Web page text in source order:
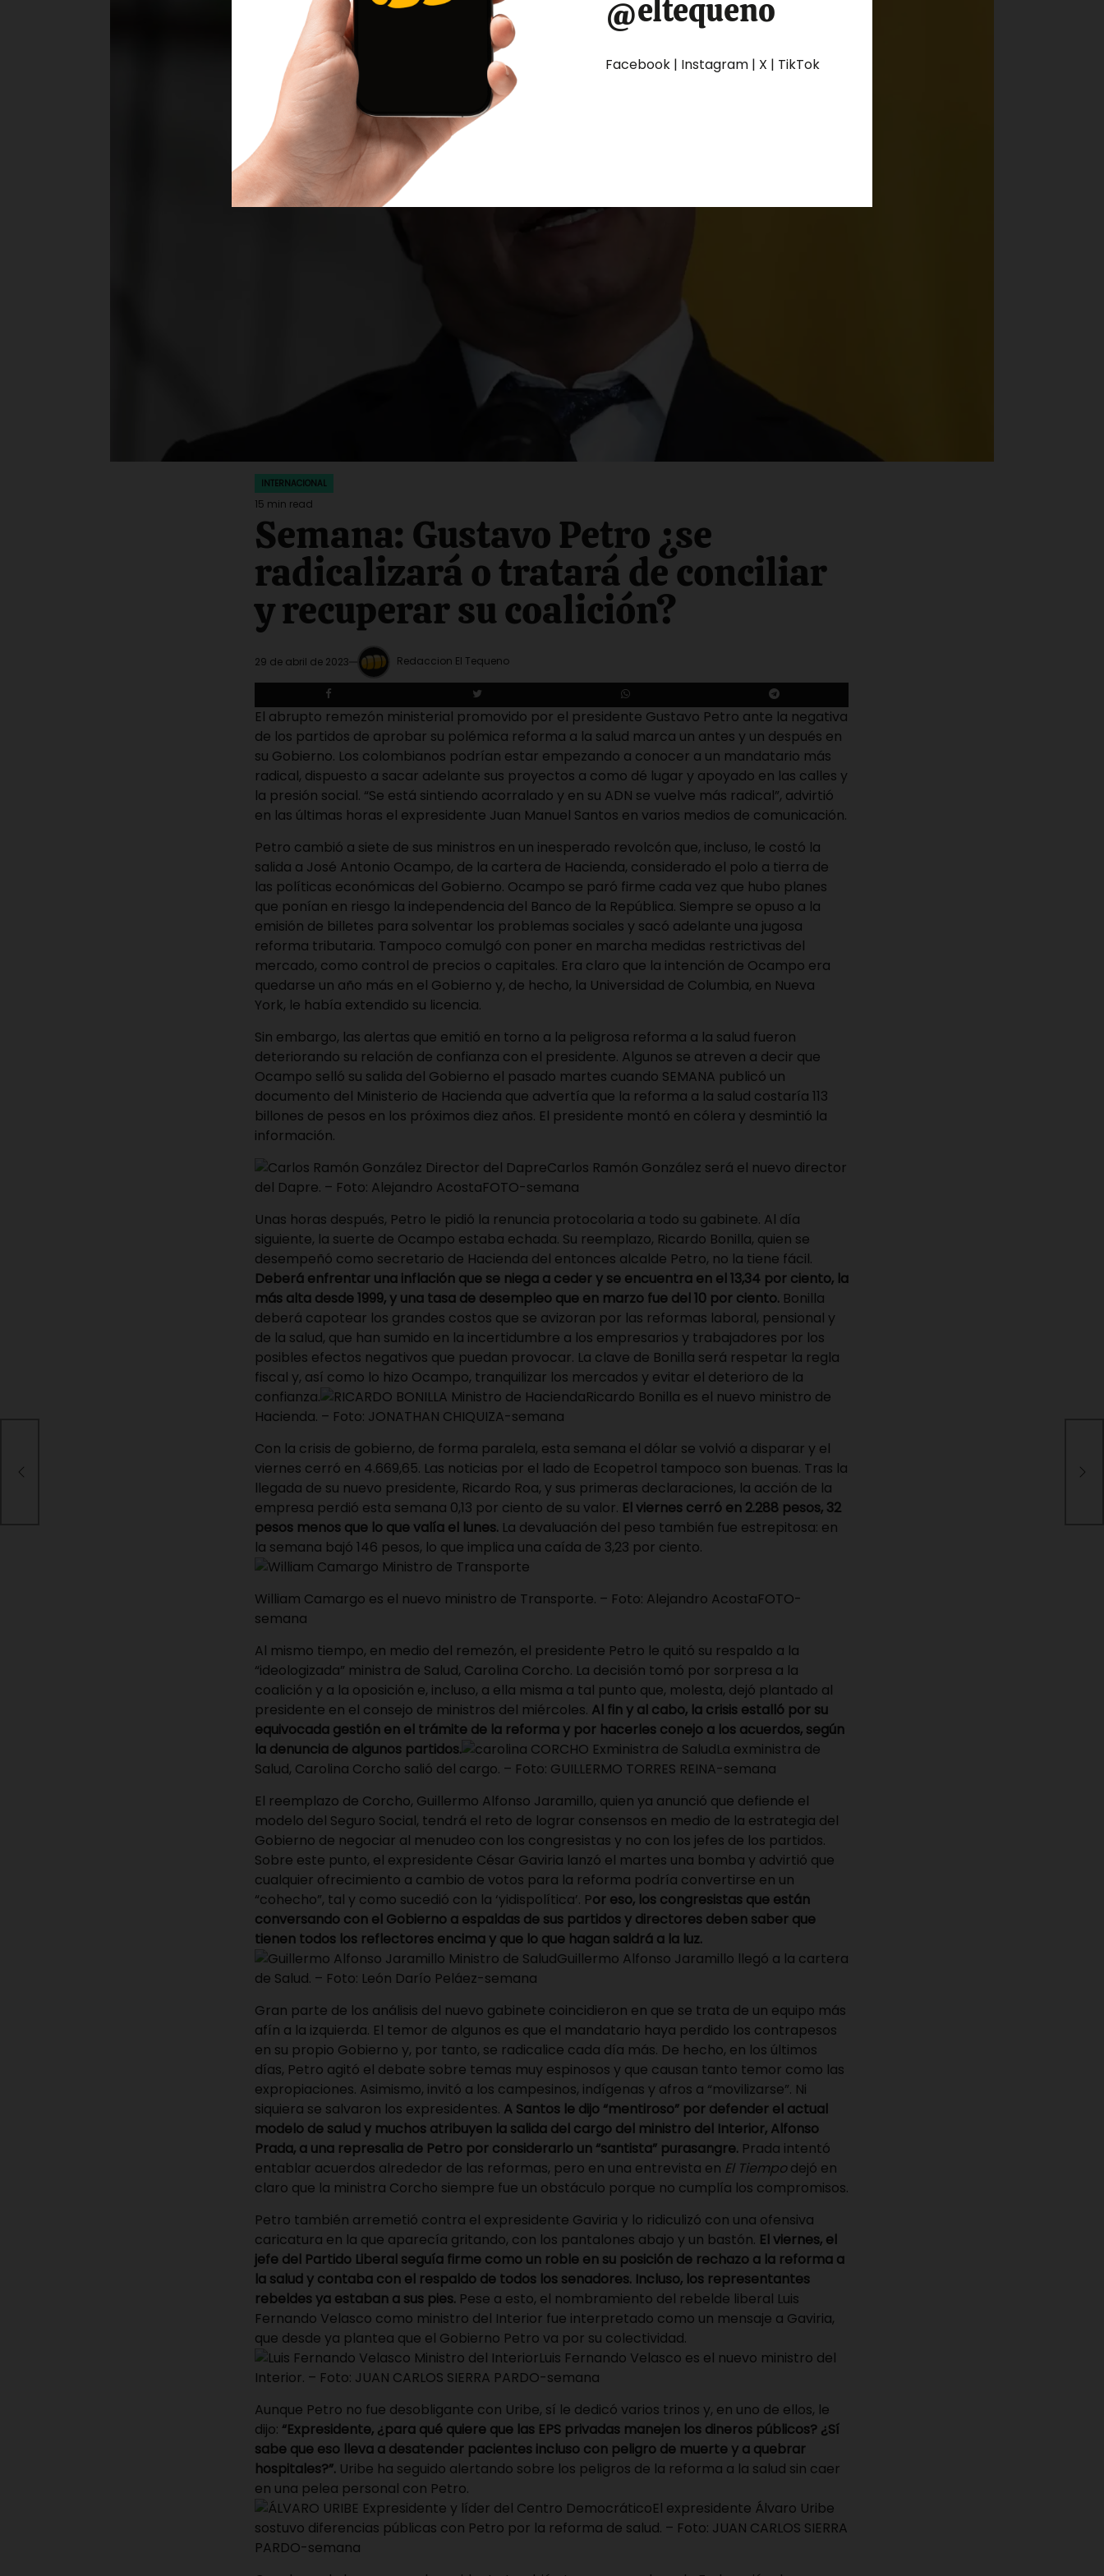
POSTED
IN
INTERNACIONAL
Estimated
read
time
15 min read
Semana: Gustavo Petro ¿se
radicalizará o tratará de conciliar
y recuperar su coalición?
29 de abril de 2023 Redaccion El Tequeno
El abrupto remezón ministerial promovido por el presidente Gustavo Petro ante la negativa
de los partidos de aprobar su polémica reforma a la salud marca un antes y un después en
su Gobierno. Los colombianos podrían estar empezando a conocer a un mandatario más
radical, dispuesto a sacar adelante sus proyectos a como dé lugar y apoyado en las calles y
la presión social. “Se está sintiendo acorralado y en su ADN se vuelve más radical”, advirtió
en las últimas horas el expresidente Juan Manuel Santos en varios medios de comunicación.
Petro cambió a siete de sus ministros en un inesperado revolcón que, incluso, le costó la
salida a José Antonio Ocampo, de la cartera de Hacienda, considerado el polo a tierra de
las políticas económicas del Gobierno. Ocampo se paró firme cada vez que hubo planes
que ponían en riesgo la independencia del Banco de la República. Siempre se opuso a la
emisión de billetes para solventar los problemas sociales y sacó adelante una jugosa
reforma tributaria. Tampoco comulgó con poner en marcha medidas restrictivas del
mercado, como control de precios o capitales. Era claro que la intención de Ocampo era
quedarse un año más en el Gobierno y, de hecho, la Universidad de Columbia, en Nueva
York, le había extendido su licencia.
Sin embargo, las alertas que emitió en torno a la peligrosa reforma a la salud fueron
deteriorando su relación de confianza con el presidente. Algunos se atreven a decir que
Ocampo selló su salida del Gobierno el pasado martes cuando SEMANA publicó un
documento del Ministerio de Hacienda que advertía que la reforma a la salud costaría 113
billones de pesos en los próximos diez años. El presidente montó en cólera y desmintió la
información.
Carlos Ramón González será el nuevo director
del Dapre. – Foto: Alejandro AcostaFOTO-semana
Unas horas después, Petro le pidió la renuncia protocolaria a todo su gabinete. Al día
siguiente, la suerte de Ocampo estaba echada. Su reemplazo, Ricardo Bonilla, quien se
desempeñó como secretario de Hacienda del entonces alcalde Petro, no la tiene fácil.
Deberá enfrentar una inflación que se niega a ceder y se encuentra en el 13,34 por ciento, la
más alta desde 1999, y una tasa de desempleo que en marzo fue del 10 por ciento. Bonilla
deberá capotear los grandes costos que se avizoran por las reformas laboral, pensional y
de la salud, que han sumido en la incertidumbre a los empresarios y trabajadores por los
posibles efectos negativos que puedan provocar. La clave de Bonilla será respetar la regla
fiscal y, así como lo hizo Ocampo, tranquilizar los mercados y evitar el deterioro de la
confianza.
Ricardo Bonilla es el nuevo ministro de
Hacienda. – Foto: JONATHAN CHIQUIZA-semana
Con la crisis de gobierno, de forma paralela, esta semana el dólar se volvió a disparar y el
viernes cerró en 4.669,65. Las noticias por el lado de Ecopetrol tampoco son buenas. Tras la
llegada de su nuevo presidente, Ricardo Roa, y sus primeras declaraciones, la acción de la
empresa perdió esta semana 0,13 por ciento de su valor. El viernes cerró en 2.288 pesos, 32
pesos menos que lo que valía el lunes. La devaluación del peso también fue estrepitosa: en
la semana bajó 146 pesos, lo que implica una caída de 3,23 por ciento.
William Camargo es el nuevo ministro de Transporte. – Foto: Alejandro AcostaFOTO-
semana
Al mismo tiempo, en medio del remezón, el presidente Petro le quitó su respaldo a la
“ideologizada” ministra de Salud, Carolina Corcho. La decisión tomó por sorpresa a la
coalición y a la oposición e, incluso, a ella misma a tal punto que, molesta, dejó plantado al
presidente en el consejo de ministros del miércoles. Al fin y al cabo, la crisis estalló por su
equivocada gestión en el trámite de la reforma y por hacerles conejo a los acuerdos, según
la denuncia de algunos partidos.
La exministra de
Salud, Carolina Corcho salió del cargo. – Foto: GUILLERMO TORRES REINA-semana
El reemplazo de Corcho, Guillermo Alfonso Jaramillo, quien ya anunció que defiende el
modelo del Seguro Social, tendrá el reto de lograr consensos en medio de la estrategia del
Gobierno de negociar al menudeo con los congresistas y no con los jefes de los partidos.
Sobre este punto, el expresidente César Gaviria lanzó el martes una bomba y advirtió que
cualquier ofrecimiento a cambio de votos para la reforma podría convertirse en un
“cohecho”, tal y como sucedió con la ‘yidispolítica’. Por eso, los congresistas que están
conversando con el Gobierno a espaldas de sus partidos y directores deben saber que
tienen todos los reflectores encima y que lo que hagan saldrá a la luz.
Guillermo Alfonso Jaramillo llegó a la cartera
de Salud. – Foto: León Darío Peláez-semana
Gran parte de los análisis del nuevo gabinete coincidieron en que se trata de un equipo más
afín a la izquierda. El temor de algunos es que el mandatario haya perdido los contrapesos
en su propio Gobierno y, por tanto, se radicalice cada día más. De hecho, en los últimos
días, Petro agitó el debate sobre temas muy espinosos y que causan tanto temor como las
expropiaciones. Asimismo, invitó a los campesinos, indígenas y afros a “movilizarse”. Ni
siquiera se salvaron los expresidentes. A Santos le dijo “mentiroso” por defender el actual
modelo de salud y muchos atribuyen la salida del cargo del ministro del Interior, Alfonso
Prada, a una represalia de Petro por considerarlo un “santista” purasangre. Prada intentó
entablar acuerdos alrededor de las reformas, pero en una entrevista en El Tiempodejó en
claro que la ministra Corcho siempre fue un obstáculo porque no cumplía los compromisos.
Petro también arremetió contra el expresidente Gaviria y lo ridiculizó con una ofensiva
caricatura en la que aparecía gritando, con los pantalones abajo y un bastón. El viernes, el
jefe del Partido Liberal seguía firme como un roble en su posición de rechazo a la reforma a
la salud y contaba con el respaldo de todos los senadores. Incluso, los representantes
rebeldes ya estaban a sus pies. Pese a esto, el nombramiento del rebelde liberal Luis
Fernando Velasco como ministro del Interior fue interpretado como un mensaje a Gaviria,
que desde ya plantea que el Gobierno Petro va por su colectividad.
Luis Fernando Velasco es el nuevo ministro del
Interior. – Foto: JUAN CARLOS SIERRA PARDO-semana
Aunque Petro no fue desobligante con Uribe, sí le dedicó varios trinos y, en uno de ellos, le
dijo: “Expresidente, ¿para qué quiere que las EPS privadas manejen los dineros públicos? ¿Sí
sabe que eso lleva a desatender pacientes incluso con peligro de muerte y a quebrar
hospitales?”. Uribe ha seguido alertando sobre los peligros de la reforma a la salud sin caer
en una pelea personal con Petro.
El expresidente Álvaro Uribe
sostuvo diferencias públicas con Petro por la reforma de salud. – Foto: JUAN CARLOS SIERRA
PARDO-semana
@eltequeno
Facebook | Instagram | X | TikTok